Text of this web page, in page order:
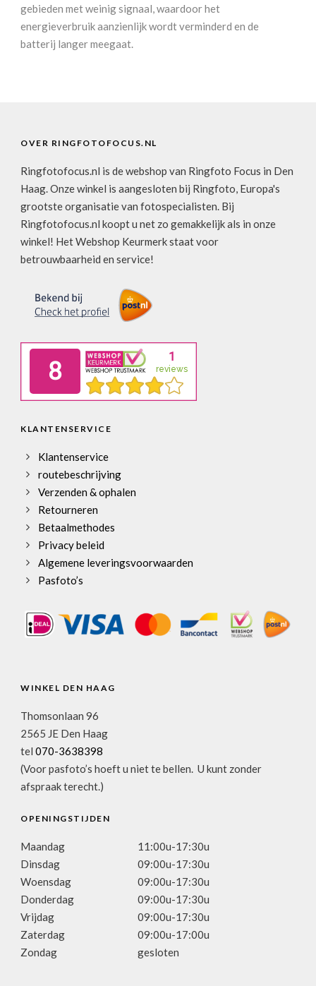
gebieden met weinig signaal, waardoor het
energieverbruik aanzienlijk wordt verminderd en de
batterij langer meegaat.
OVER RINGFOTOFOCUS.NL
Ringfotofocus.nl is de webshop van Ringfoto Focus in Den
Haag. Onze winkel is aangesloten bij Ringfoto, Europa's
grootste organisatie van fotospecialisten. Bij
Ringfotofocus.nl koopt u net zo gemakkelijk als in onze
winkel! Het Webshop Keurmerk staat voor
betrouwbaarheid en service!
KLANTENSERVICE
Klantenservice
routebeschrijving
Verzenden & ophalen
Retourneren
Betaalmethodes
Privacy beleid
Algemene leveringsvoorwaarden
Pasfoto’s
WINKEL DEN HAAG
Thomsonlaan 96
2565 JE Den Haag
tel 070-3638398
(Voor pasfoto’s hoeft u niet te bellen. U kunt zonder
afspraak terecht.)
OPENINGSTIJDEN
Maandag
11:00u-17:30u
Dinsdag
09:00u-17:30u
Woensdag
09:00u-17:30u
Donderdag
09:00u-17:30u
Vrijdag
09:00u-17:30u
Zaterdag
09:00u-17:00u
Zondag
gesloten